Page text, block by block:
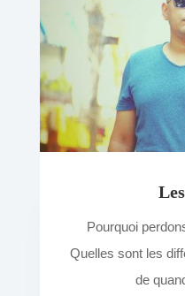
Pourquoi
Quelles sont les
de